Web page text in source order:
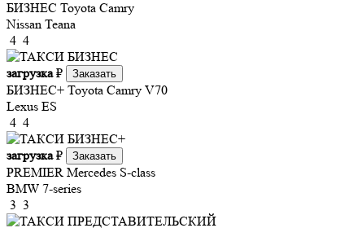
БИЗНЕС Toyota Camry
Nissan Teana
4 4
загрузка₽ Заказать
БИЗНЕС+ Toyota Camry V70
Lexus ES
4 4
загрузка₽ Заказать
PREMIER Mercedes S-class
BMW 7-series
3 3